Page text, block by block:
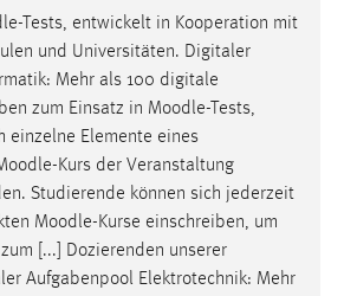
-Tests, entwickelt in Kooperation mit
und Universitäten. Digitaler
Mehr als 100 digitale
zum Einsatz in Moodle-Tests,
einzelne Elemente eines
-Kurs der Veranstaltung
Studierende können sich jederzeit
Moodle-Kurse einschreiben, um
[...] Dozierenden unserer
Aufgabenpool Elektrotechnik: Mehr